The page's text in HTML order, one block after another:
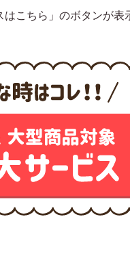
こちら」のボタンが